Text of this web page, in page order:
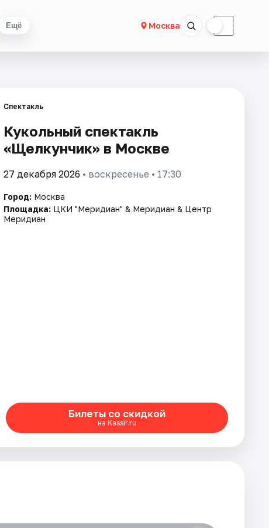
Ещё Москва ☾
Спектакль
Кукольный спектакль
«Щелкунчик» в Москве
27 декабря 2026 • воскресенье • 17:30
Город: Москва
Площадка: ЦКИ "Меридиан" & Меридиан & Центр
Меридиан
Билеты со скидкой
на Kassir.ru